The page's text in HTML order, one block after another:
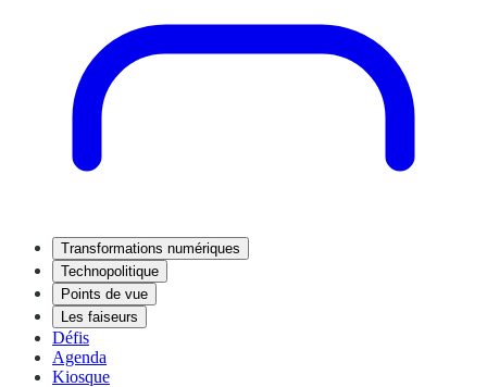
Transformations numériques
Technopolitique
Points de vue
Les faiseurs
Défis
Agenda
Kiosque